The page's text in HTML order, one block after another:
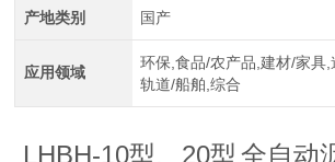
产地类别 国产
应用领域
环保,食品/农产品,建材/家具,
轨道/船舶,综合
LHBH-10型、 20型 全自动